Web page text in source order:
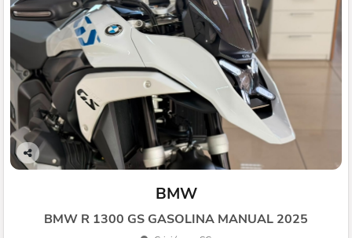
Co
BMW
BMW R 1300 GS GASOLINA MANUAL 2025